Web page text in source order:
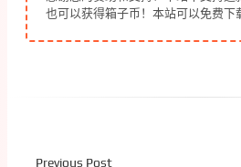
也可以获得箱子币！本站可以免费下
Previous Post